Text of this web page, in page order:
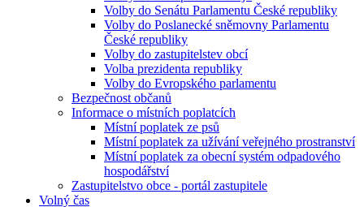
Volby do Senátu Parlamentu České republiky
Volby do Poslanecké sněmovny Parlamentu
České republiky
Volby do zastupitelstev obcí
Volba prezidenta republiky
Volby do Evropského parlamentu
Bezpečnost občanů
Informace o místních poplatcích
Místní poplatek ze psů
Místní poplatek za užívání veřejného prostranství
Místní poplatek za obecní systém odpadového
hospodářství
Zastupitelstvo obce - portál zastupitele
Volný čas